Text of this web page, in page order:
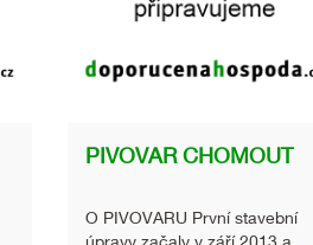
PIVOVAR CHOMOUT
O PIVOVARU První stavební
úpravy začaly v září 2013 a